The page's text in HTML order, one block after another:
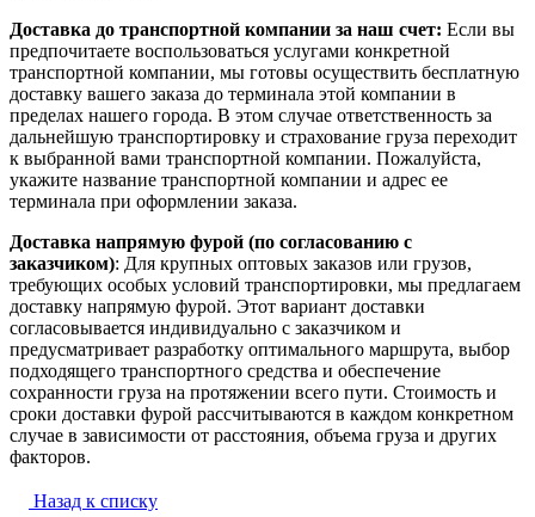
Доставка до транспортной компании за наш счет: Если вы
предпочитаете воспользоваться услугами конкретной
транспортной компании, мы готовы осуществить бесплатную
доставку вашего заказа до терминала этой компании в
пределах нашего города. В этом случае ответственность за
дальнейшую транспортировку и страхование груза переходит
к выбранной вами транспортной компании. Пожалуйста,
укажите название транспортной компании и адрес ее
терминала при оформлении заказа.
Доставка напрямую фурой (по согласованию с
заказчиком): Для крупных оптовых заказов или грузов,
требующих особых условий транспортировки, мы предлагаем
доставку напрямую фурой. Этот вариант доставки
согласовывается индивидуально с заказчиком и
предусматривает разработку оптимального маршрута, выбор
подходящего транспортного средства и обеспечение
сохранности груза на протяжении всего пути. Стоимость и
сроки доставки фурой рассчитываются в каждом конкретном
случае в зависимости от расстояния, объема груза и других
факторов.
Назад к списку